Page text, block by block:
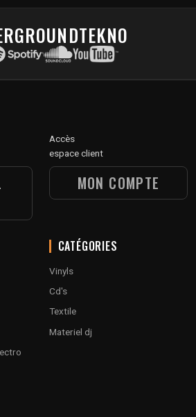
Accès
espace client
MON COMPTE
CATÉGORIES
Vinyls
Cd's
Textile
Materiel dj